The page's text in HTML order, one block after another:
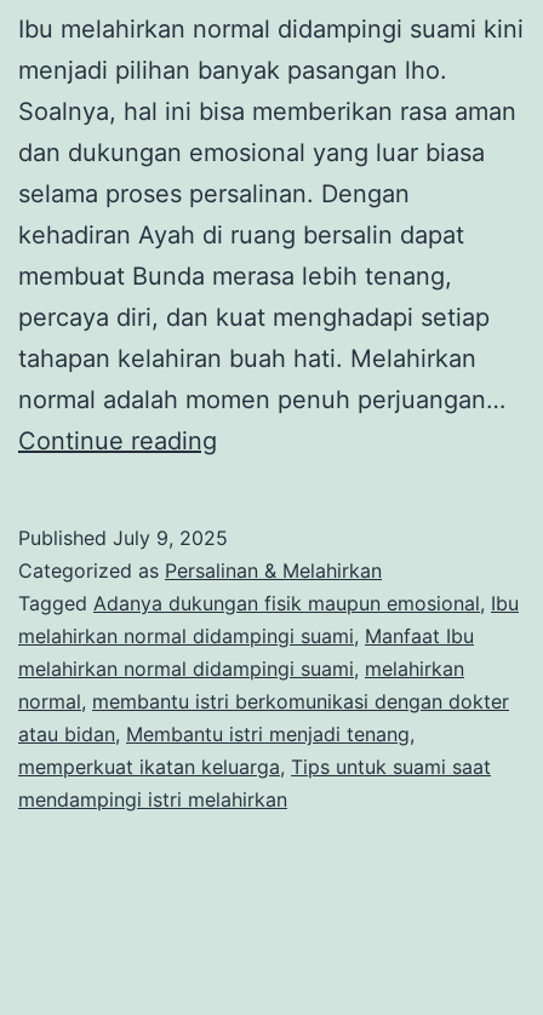
Ibu melahirkan normal didampingi suami kini
menjadi pilihan banyak pasangan lho.
Soalnya, hal ini bisa memberikan rasa aman
dan dukungan emosional yang luar biasa
selama proses persalinan. Dengan
kehadiran Ayah di ruang bersalin dapat
membuat Bunda merasa lebih tenang,
percaya diri, dan kuat menghadapi setiap
tahapan kelahiran buah hati. Melahirkan
normal adalah momen penuh perjuangan…
Continue reading
Didampingi
Suami,
Rahasia
Persalinan
Tenang
dan
Lancar
Published July 9, 2025
Categorized as Persalinan & Melahirkan
Tagged Adanya dukungan fisik maupun emosional, Ibu
melahirkan normal didampingi suami, Manfaat Ibu
melahirkan normal didampingi suami, melahirkan
normal, membantu istri berkomunikasi dengan dokter
atau bidan, Membantu istri menjadi tenang,
memperkuat ikatan keluarga, Tips untuk suami saat
mendampingi istri melahirkan